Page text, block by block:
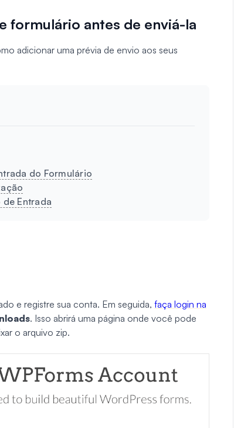
formulário antes de enviá-la
adicionar uma prévia de envio aos seus
do Formulário
Entrada
e registre sua conta. Em seguida, faça login na
. Isso abrirá uma página onde você pode
o arquivo zip.